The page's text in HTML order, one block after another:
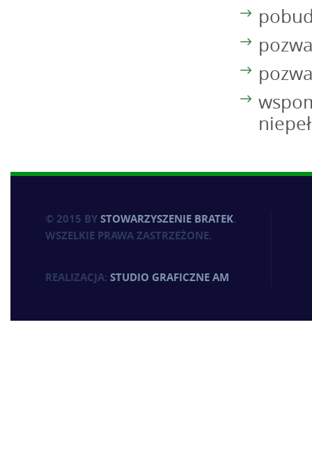
© 2015 BYSTOWARZYSZENIE BRATEK.
WSZELKIE PRAWA ZASTRZEŻONE.
REALIZACJA: STUDIO GRAFICZNE AM